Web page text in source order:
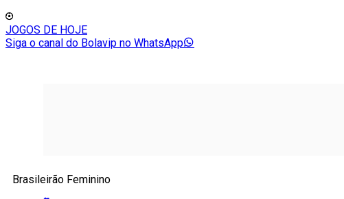
JOGOS DE HOJE
Siga o canal do Bolavip no WhatsApp
Brasileirão Feminino